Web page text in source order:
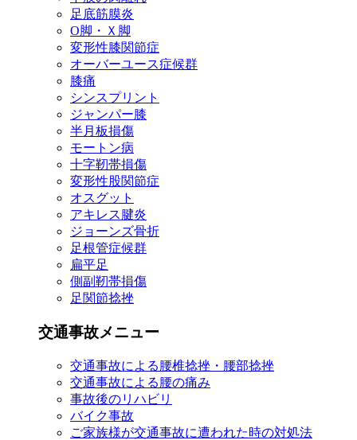
足底筋膜炎
О脚・Ｘ脚
変形性膝関節症
オーバーユース症候群
膝痛
シンスプリント
ジャンパー膝
半月板損傷
モートン病
十字靭帯損傷
変形性股関節症
オスグット
アキレス腱炎
ジョーンズ骨折
足根管症候群
扁平足
側副靭帯損傷
足関節捻挫
交通事故メニュー
交通事故による腰椎捻挫・腰部捻挫
交通事故による腰の痛み
事故後のリハビリ
バイク事故
ご家族様が交通事故に遭われた時の対処法